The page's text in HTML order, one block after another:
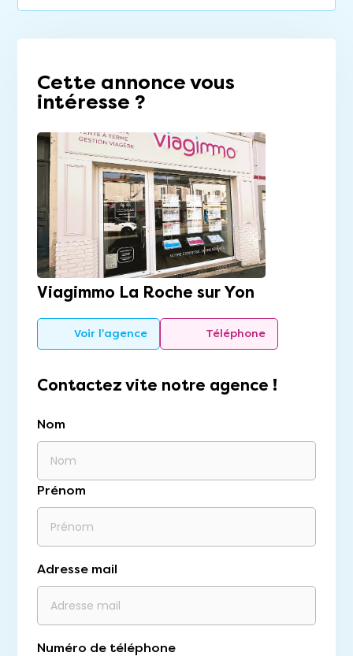
Cette annonce vous
intéresse ?
Viagimmo La Roche sur Yon
Voir l'agence Téléphone
Contactez vite notre agence !
Nom
Prénom
Adresse mail
Numéro de téléphone